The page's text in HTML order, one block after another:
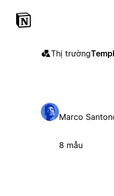
Thị trường
Marco
8 mẫu